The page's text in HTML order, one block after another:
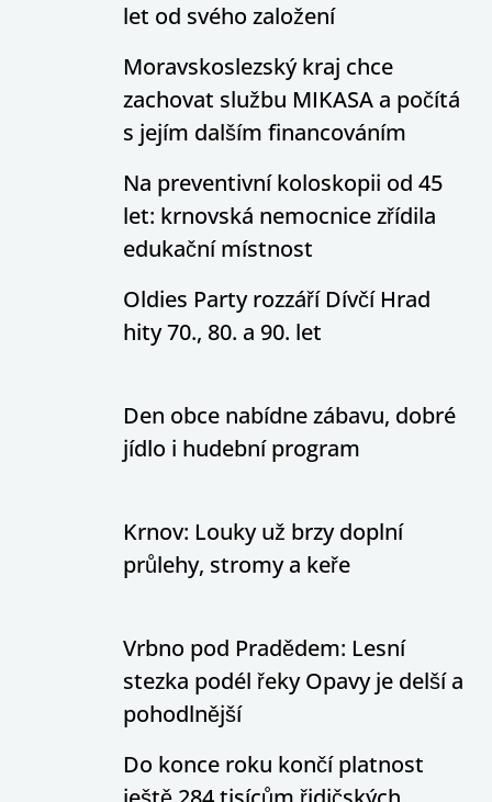
let od svého založení
Moravskoslezský kraj chce
zachovat službu MIKASA a počítá
s jejím dalším financováním
Na preventivní koloskopii od 45
let: krnovská nemocnice zřídila
edukační místnost
Oldies Party rozzáří Dívčí Hrad
hity 70., 80. a 90. let
Den obce nabídne zábavu, dobré
jídlo i hudební program
Krnov: Louky už brzy doplní
průlehy, stromy a keře
Vrbno pod Pradědem: Lesní
stezka podél řeky Opavy je delší a
pohodlnější
Do konce roku končí platnost